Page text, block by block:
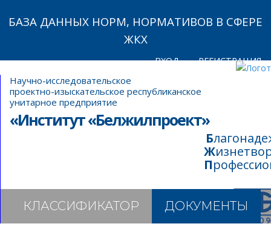
БАЗА ДАННЫХ НОРМ, НОРМАТИВОВ В СФЕРЕ
ЖКХ
ВХОД РЕГИСТРАЦИЯ
Научно-исследовательское
проектно-изыскательское республиканское
унитарное предприятие
«Институт «Белжилпроект»
КЛАССИФИКАТОР ДОКУМЕНТЫ